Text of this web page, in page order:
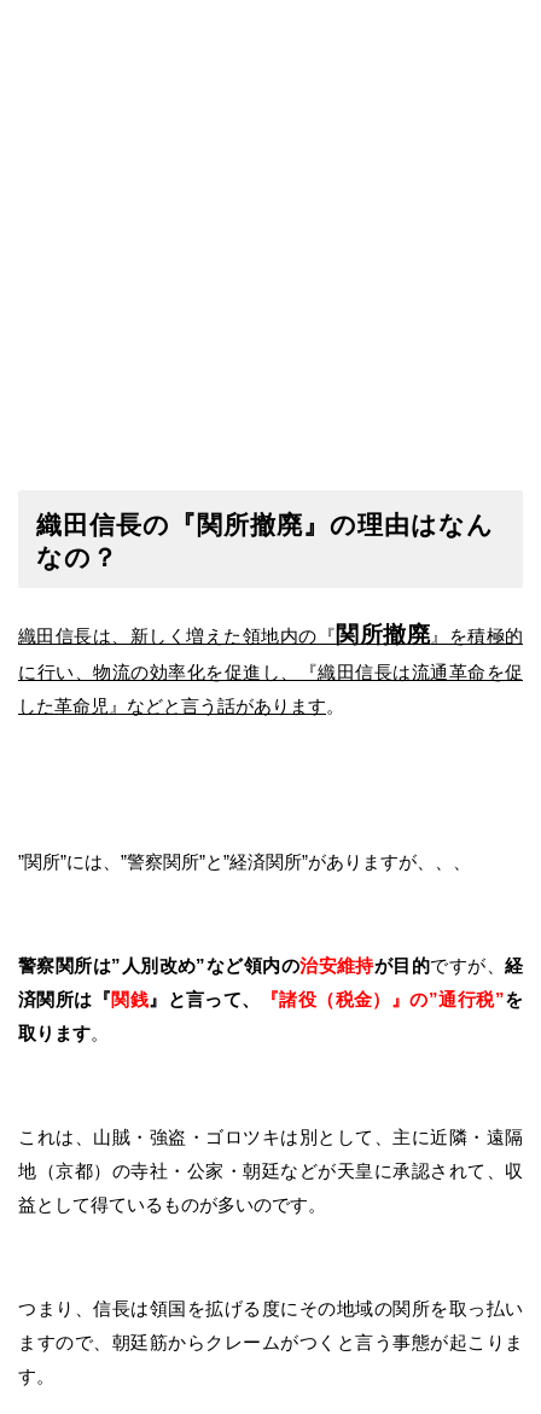
織田信長の『関所撤廃』の理由はなん
なの？
織田信長は、新しく増えた領地内の『関所撤廃』を積極的
に行い、物流の効率化を促進し、『織田信長は流通革命を促
した革命児』などと言う話があります。
”関所”には、”警察関所”と”経済関所”がありますが、、、
警察関所は”人別改め”など領内の治安維持が目的ですが、経
済関所は『関銭 』と言って、 『諸役（税金）』の”通行税”を
取ります。
これは、山賊・強盗・ゴロツキは別として、主に近隣・遠隔
地（京都）の寺社・公家・朝廷などが天皇に承認されて、収
益として得ているものが多いのです。
つまり、信長は領国を拡げる度にその地域の関所を取っ払い
ますので、朝廷筋からクレームがつくと言う事態が起こりま
す。